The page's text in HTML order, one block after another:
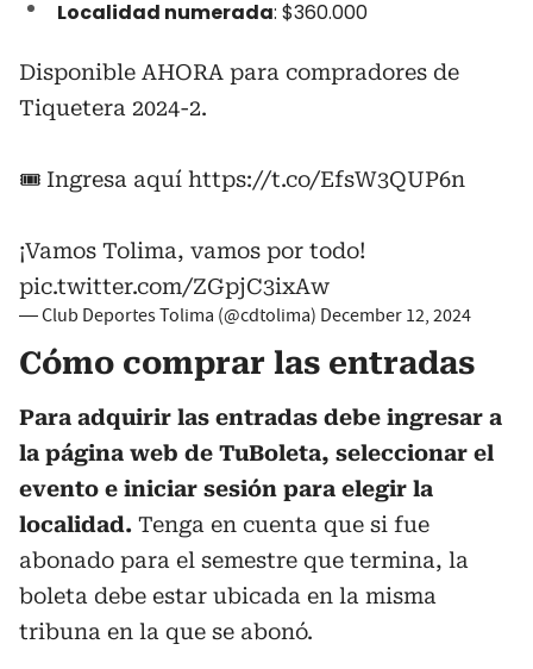
Localidad numerada: $360.000
Disponible AHORA para compradores de
Tiquetera 2024-2.
🎟️ Ingresa aquí https://t.co/EfsW3QUP6n
¡Vamos Tolima, vamos por todo!
pic.twitter.com/ZGpjC3ixAw
— Club Deportes Tolima (@cdtolima) December 12, 2024
Cómo comprar las entradas
Para adquirir las entradas debe ingresar a
la página web de TuBoleta, seleccionar el
evento e iniciar sesión para elegir la
localidad. Tenga en cuenta que si fue
abonado para el semestre que termina, la
boleta debe estar ubicada en la misma
tribuna en la que se abonó.